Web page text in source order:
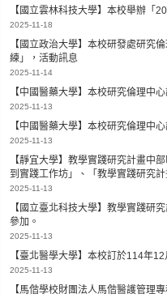
【國立雲林科技大學】本校舉辦「
2025-11-18
【國立政治大學】本校研發處研究
練」，活動訊息
2025-11-14
【中國醫藥大學】本校研究倫理中
2025-11-13
【中國醫藥大學】本校研究倫理中
2025-11-13
【靜宜大學】教學實踐研究計畫中
到實踐工作坊」、「教學實踐研究
2025-11-13
【國立臺北科技大學】教學實踐研
參加。
2025-11-13
【臺北醫學大學】本校訂於114年
2025-11-13
【馬偕學校財團法人馬偕醫護管理